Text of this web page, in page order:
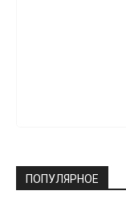
ПОПУЛЯРНОЕ